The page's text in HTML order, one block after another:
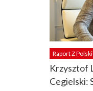
Raport Z Polski
Krzysztof
Cegielski: